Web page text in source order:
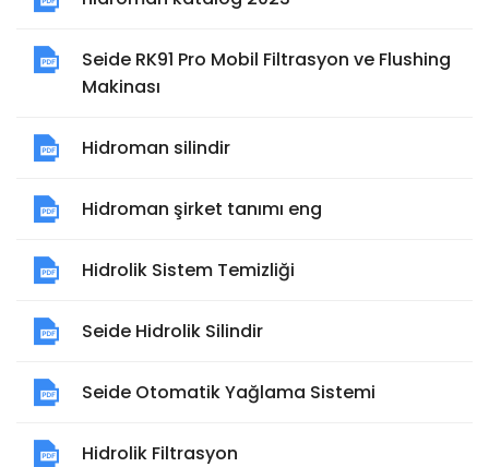
Seide RK91 Pro Mobil Filtrasyon ve Flushing
Makinası
Hidroman silindir
Hidroman şirket tanımı eng
Hidrolik Sistem Temizliği
Seide Hidrolik Silindir
Seide Otomatik Yağlama Sistemi
Hidrolik Filtrasyon